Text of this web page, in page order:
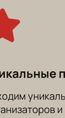
артисты с
онлайн?
через
есть